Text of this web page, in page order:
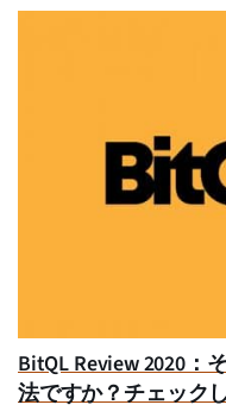
BitQL Review 2020：
法ですか？チェック